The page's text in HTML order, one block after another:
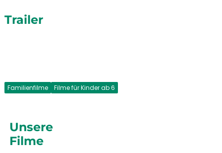
Trailer
Familienfilme Filme für Kinder ab 6
Unsere
Filme